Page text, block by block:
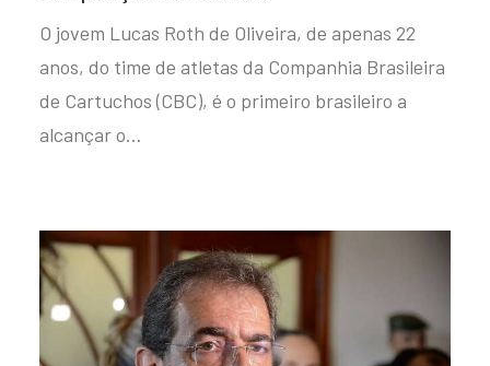
O jovem Lucas Roth de Oliveira, de apenas 22
anos, do time de atletas da Companhia Brasileira
de Cartuchos (CBC), é o primeiro brasileiro a
alcançar o…